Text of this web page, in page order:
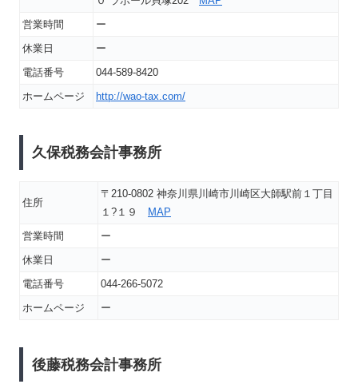
営業時間
ー
休業日
ー
電話番号
044-589-8420
ホームページ
http://wao-tax.com/
久保税務会計事務所
住所
〒210-0802 神奈川県川崎市川崎区大師駅前１丁目
１?１９
MAP
営業時間
ー
休業日
ー
電話番号
044-266-5072
ホームページ
ー
後藤税務会計事務所